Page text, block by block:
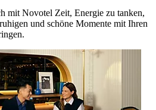
mit Novotel Zeit, Energie zu tanken,
und schöne Momente mit Ihren